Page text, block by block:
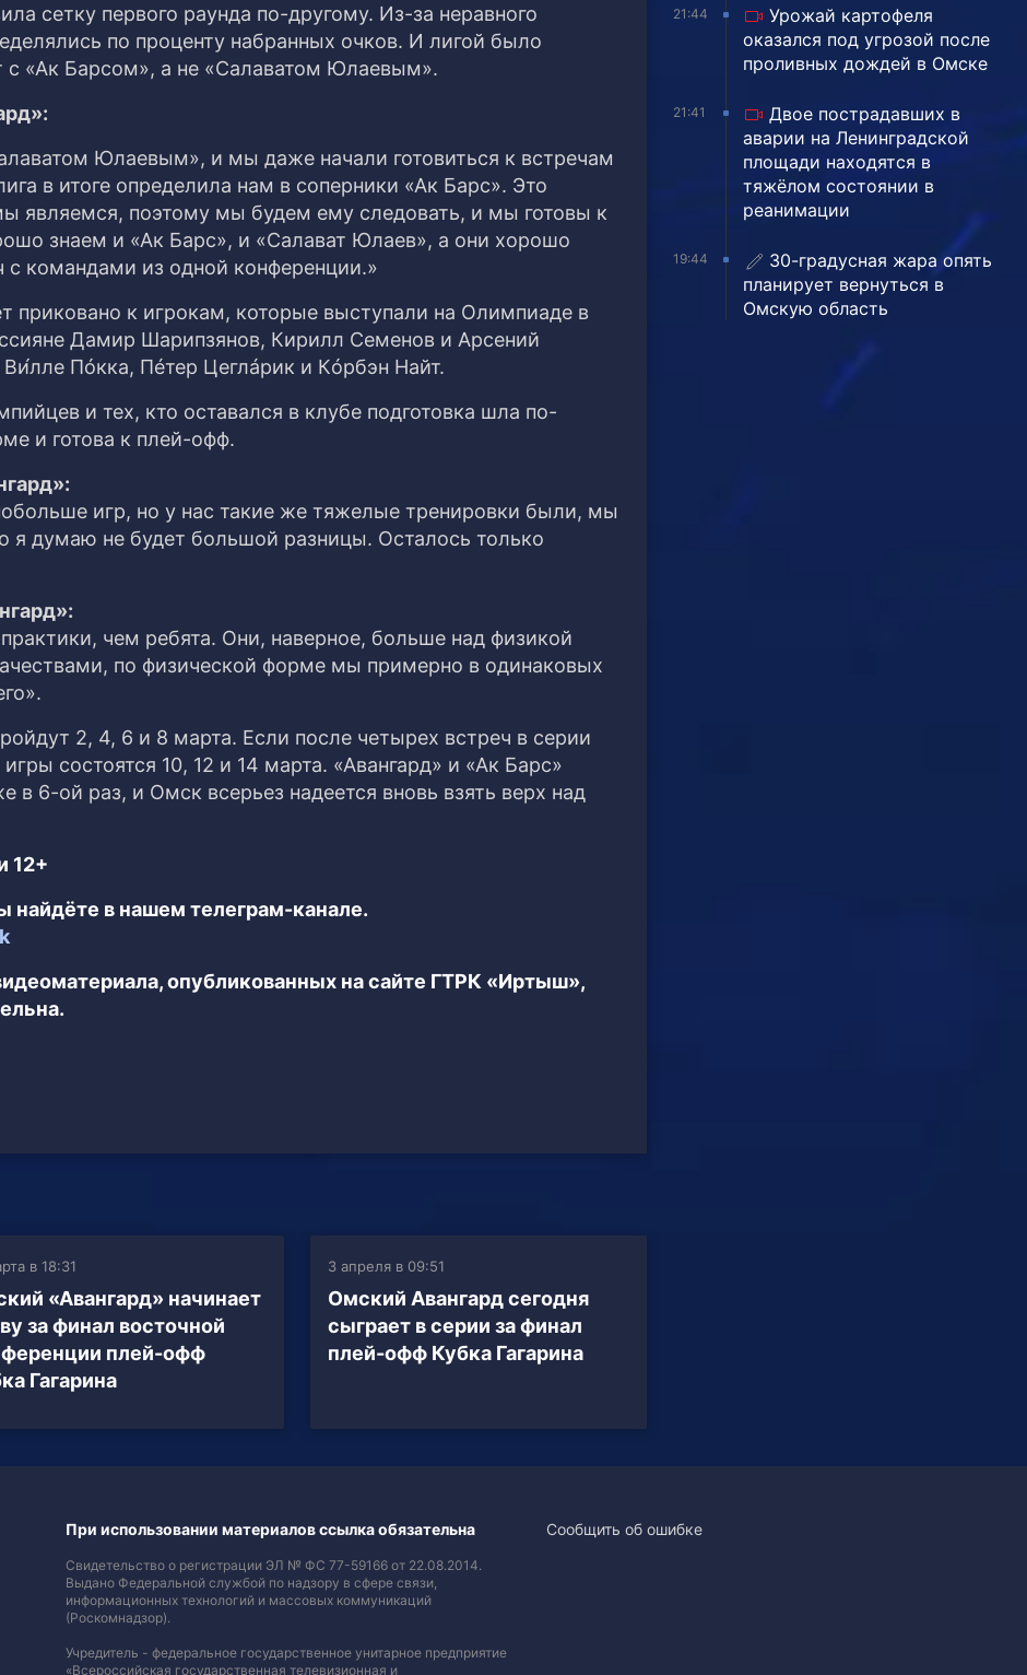
сетку первого раунда по-другому. Из-за неравного
по проценту набранных очков. И лигой было
с «Ак Барсом», а не «Салаватом Юлаевым».
Юлаевым», и мы даже начали готовиться к встречам
в итоге определила нам в соперники «Ак Барс». Это
являемся, поэтому мы будем ему следовать, и мы готовы к
знаем и «Ак Барс», и «Салават Юлаев», а они хорошо
командами из одной конференции.»
приковано к игрокам, которые выступали на Олимпиаде в
Дамир Шарипзянов, Кирилл Семенов и Арсений
Пóкка, Пéтер Цеглáрик и Кóрбэн Найт.
и тех, кто оставался в клубе подготовка шла по-
и готова к плей-офф.
игр, но у нас такие же тяжелые тренировки были, мы
я думаю не будет большой разницы. Осталось только
чем ребята. Они, наверное, больше над физикой
по физической форме мы примерно в одинаковых
2, 4, 6 и 8 марта. Если после четырех встреч в серии
состоятся 10, 12 и 14 марта. «Авангард» и «Ак Барс»
в 6-ой раз, и Омск всерьез надеется вновь взять верх над
12+
в нашем телеграм-канале.
опубликованных на сайте ГТРК «Иртыш»,
в 18:31
«Авангард» начинает
за финал восточной
плей-офф
Гагарина
3 апреля в 09:51
Омский Авангард сегодня
сыграет в серии за финал
плей-офф Кубка Гагарина
21:44
Урожай картофеля
оказался под угрозой после
проливных дождей в Омске
21:41
Двое пострадавших в
аварии на Ленинградской
площади находятся в
тяжёлом состоянии в
реанимации
19:44
30-градусная жара опять
планирует вернуться в
Омскую область
При использовании материалов ссылка обязательна
Свидетельство о регистрации ЭЛ № ФС 77-59166 от 22.08.2014.
Выдано Федеральной службой по надзору в сфере связи,
информационных технологий и массовых коммуникаций
(Роскомнадзор).
Учредитель - федеральное государственное унитарное предприятие
«Всероссийская государственная телевизионная и
Сообщить об ошибке